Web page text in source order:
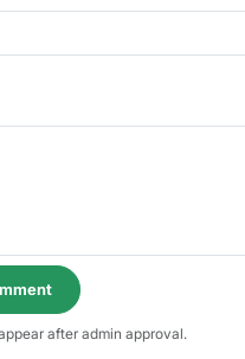
after admin approval.